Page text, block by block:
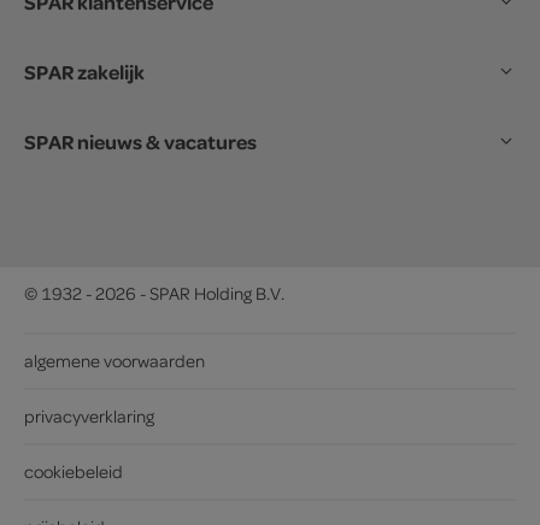
SPAR zakelijk
SPAR nieuws & vacatures
© 1932 - 2026 - SPAR Holding B.V.
algemene voorwaarden
privacyverklaring
cookiebeleid